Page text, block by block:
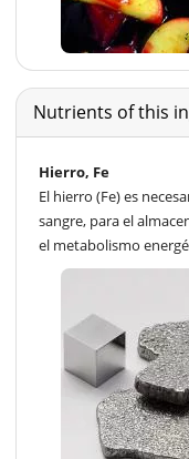
Nutrients of this
Hierro, Fe
El hierro (Fe) es
sangre, para el
el metabolismo